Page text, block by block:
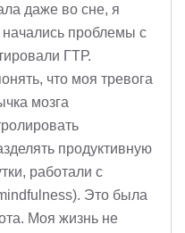
даже во сне, я
проблемы с
ГТР.
что моя тревога
мозга
продуктивную
работали с
Это была
Моя жизнь не